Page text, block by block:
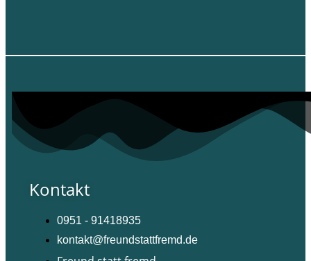
Kontakt
0951 - 91418935
kontakt@freundstattfremd.de